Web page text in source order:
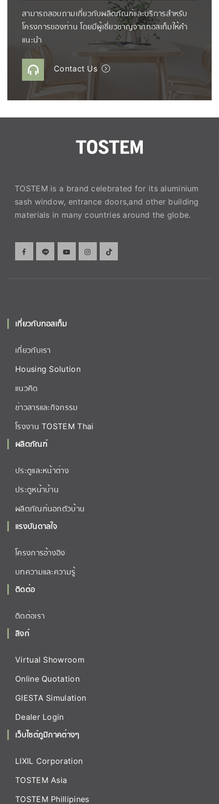
สามารถสอบถามเกี่ยวกับผลิตภัณฑ์และบริการสำหรับ
โครงการของท่าน โดยมีผู้เชี่ยวชาญจากทอสเท็มให้คำ
แนะนำ
Contact Us
TOSTEM is a brand celebrated for its aluminium
sash window, entrance doors,and other building
materials in many countries around the globe.
เกี่ยวกับทอสเท็ม
เกี่ยวกับเรา
Housing Solution
แนวคิด
ข่าวสารและกิจกรรม
โรงงาน TOSTEM Thai
ผลิตภัณฑ์
ประตูและหน้าต่าง
ประตูหน้าบ้าน
ผลิตภัณฑ์นอกตัวบ้าน
แรงบันดาลใจ
โครงการอ้างอิง
บทความและความรู้
ติดต่อ
ติดต่อเรา
ลิงก์
Virtual Showroom
Online Quotation
GIESTA Simulation
Dealer Login
เว็บไซต์ภูมิภาคต่างๆ
LIXIL Corporation
TOSTEM Asia
TOSTEM Phillipines